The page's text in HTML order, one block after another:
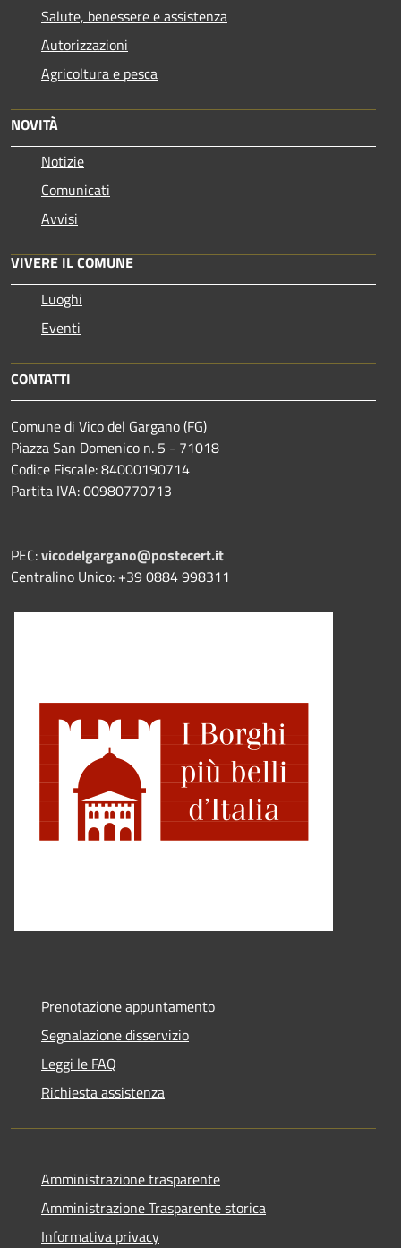
Salute, benessere e assistenza
Autorizzazioni
Agricoltura e pesca
NOVITÀ
Notizie
Comunicati
Avvisi
VIVERE IL COMUNE
Luoghi
Eventi
CONTATTI
Comune di Vico del Gargano (FG)
Piazza San Domenico n. 5 - 71018
Codice Fiscale: 84000190714
Partita IVA: 00980770713
PEC:vicodelgargano@postecert.it
Centralino Unico: +39 0884 998311
Prenotazione appuntamento
Segnalazione disservizio
Leggi le FAQ
Richiesta assistenza
Amministrazione trasparente
Amministrazione Trasparente storica
Informativa privacy